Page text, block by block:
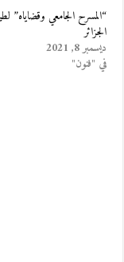
“المسرح الجامعي وقضاياه”
الجزائر
ديسمبر 8, 2021
في "فنون"